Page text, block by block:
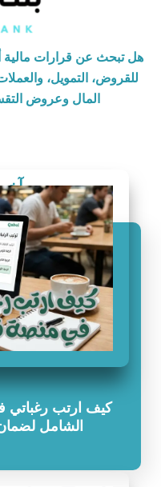
هل تبحث عن قرارات مالية
للقروض، التمويل،
المال وعروض
كيف ارتب رغباتي
الشامل